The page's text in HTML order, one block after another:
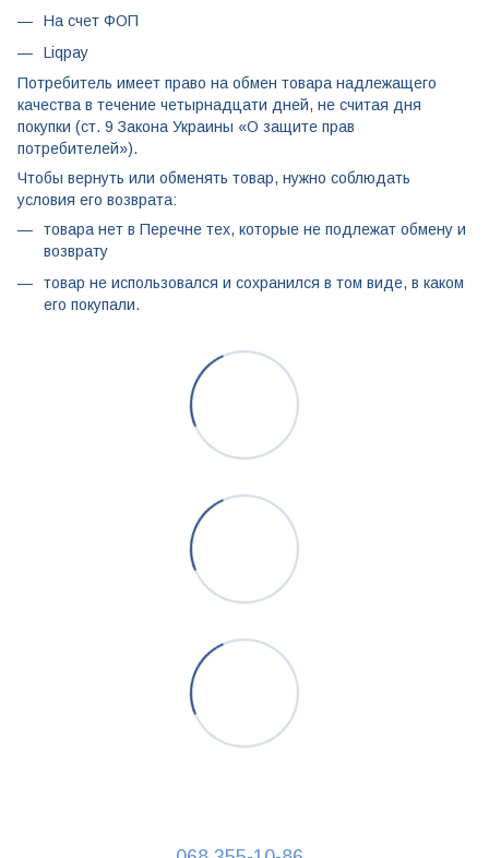
На счет ФОП
Liqpay
Потребитель имеет право на обмен товара надлежащего
качества в течение четырнадцати дней, не считая дня
покупки (ст. 9 Закона Украины «О защите прав
потребителей»).
Чтобы вернуть или обменять товар, нужно соблюдать
условия его возврата:
товара нет в Перечне тех, которые не подлежат обмену и
возврату
товар не использовался и сохранился в том виде, в каком
его покупали.